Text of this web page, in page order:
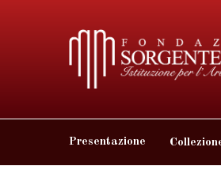
Presentazione